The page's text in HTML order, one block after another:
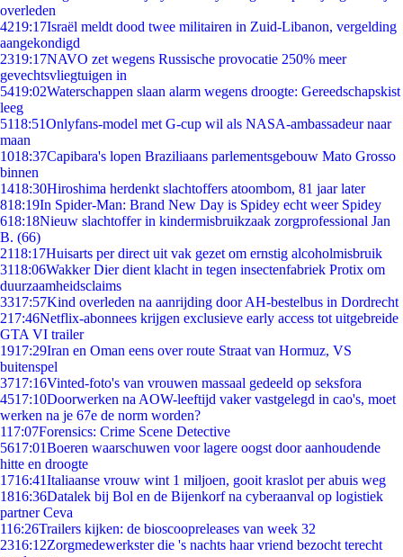
overleden
4219:17Israël meldt dood twee militairen in Zuid-Libanon, vergelding
aangekondigd
2319:17NAVO zet wegens Russische provocatie 250% meer
gevechtsvliegtuigen in
5419:02Waterschappen slaan alarm wegens droogte: Gereedschapskist
leeg
5118:51Onlyfans-model met G-cup wil als NASA-ambassadeur naar
maan
1018:37Capibara's lopen Braziliaans parlementsgebouw Mato Grosso
binnen
1418:30Hiroshima herdenkt slachtoffers atoombom, 81 jaar later
818:19In Spider-Man: Brand New Day is Spidey echt weer Spidey
618:18Nieuw slachtoffer in kindermisbruikzaak zorgprofessional Jan
B. (66)
2118:17Huisarts per direct uit vak gezet om ernstig alcoholmisbruik
3118:06Wakker Dier dient klacht in tegen insectenfabriek Protix om
duurzaamheidsclaims
3317:57Kind overleden na aanrijding door AH-bestelbus in Dordrecht
217:46Netflix-abonnees krijgen exclusieve early access tot uitgebreide
GTA VI trailer
1917:29Iran en Oman eens over route Straat van Hormuz, VS
buitenspel
3717:16Vinted-foto's van vrouwen massaal gedeeld op seksfora
4517:10Doorwerken na AOW-leeftijd vaker vastgelegd in cao's, moet
werken na je 67e de norm worden?
117:07Forensics: Crime Scene Detective
5617:01Boeren waarschuwen voor lagere oogst door aanhoudende
hitte en droogte
1716:41Italiaanse vrouw wint 1 miljoen, gooit kraslot per abuis weg
1816:36Datalek bij Bol en de Bijenkorf na cyberaanval op logistiek
partner Ceva
116:26Trailers kijken: de bioscoopreleases van week 32
2316:12Zorgmedewerkster die 's nachts haar vriend bezocht terecht